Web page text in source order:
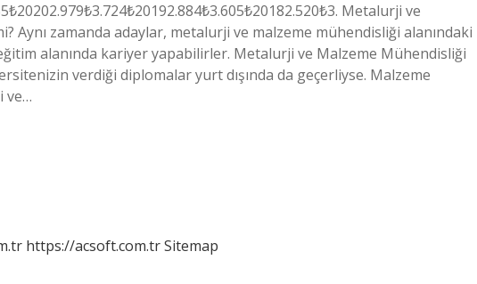
Metalurji ve
Aynı zamanda adaylar, metalurji ve malzeme mühendisliği alanındaki
alanında kariyer yapabilirler. Metalurji ve Malzeme Mühendisliği
verdiği diplomalar yurt dışında da geçerliyse. Malzeme
ve…
https://acsoft.com.trSitemap